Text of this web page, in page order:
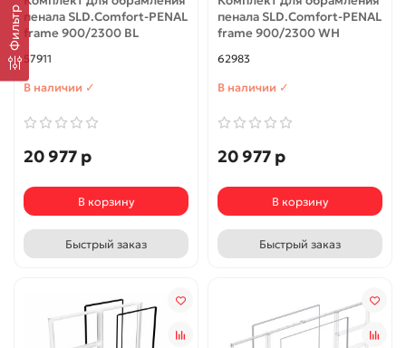
Фильтр
пенала SLD.Comfort-PENAL
frame 900/2300 BL
57911
В наличии ✓
20 977 р
В корзину
Быстрый заказ
пенала SLD.Comfort-PENAL
frame 900/2300 WH
62983
В наличии ✓
20 977 р
В корзину
Быстрый заказ